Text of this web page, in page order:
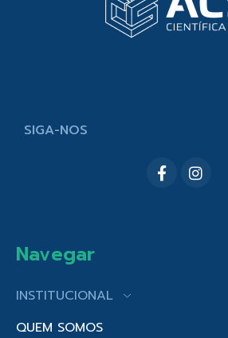
SIGA-NOS
Navegar
INSTITUCIONAL
QUEM SOMOS